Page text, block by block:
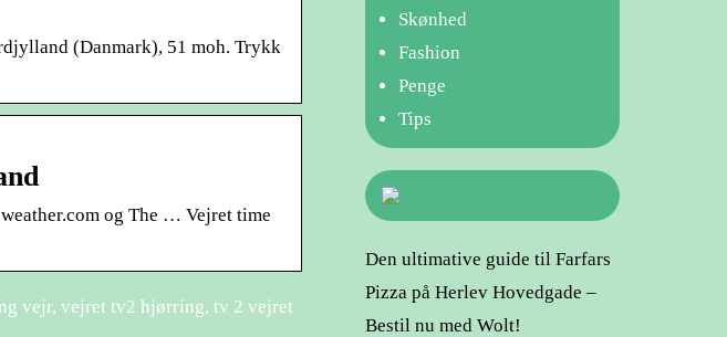
(Danmark), 51 moh. Trykk
og The … Vejret time
vejr, vejret tv2 hjørring, tv 2 vejret
Skønhed
Fashion
Penge
Tips
Den ultimative guide til Farfars
Pizza på Herlev Hovedgade –
Bestil nu med Wolt!